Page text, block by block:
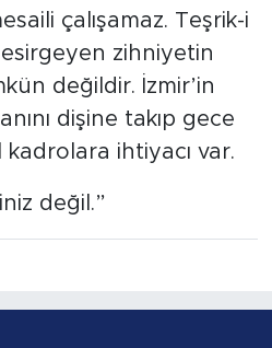
çalışamaz. Teşrik-i
esirgeyen zihniyetin
değildir. İzmir’in
dişine takıp gece
ihtiyacı var.
değil.”